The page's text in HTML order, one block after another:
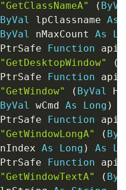
"GetClassNameA"
(
ByVal lpClassname As
ByVal nMaxCount As
PtrSafe Function
"GetDesktopWindow"
(
PtrSafe Function
"GetWindow"
( ByVal
ByVal wCmd As Long )
PtrSafe Function
"GetWindowLongA"
(
As Long ) As
PtrSafe Function
"GetWindowTextA"
(